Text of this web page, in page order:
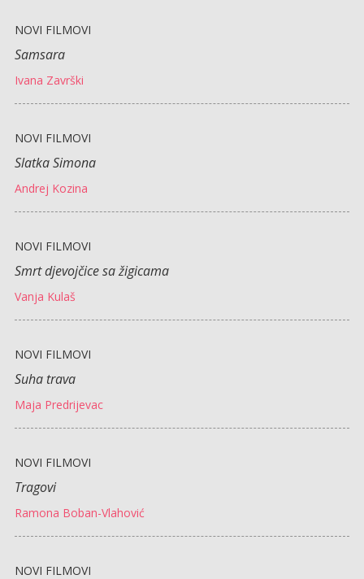
NOVI FILMOVI
Samsara
Ivana Završki
NOVI FILMOVI
Slatka Simona
Andrej Kozina
NOVI FILMOVI
Smrt djevojčice sa žigicama
Vanja Kulaš
NOVI FILMOVI
Suha trava
Maja Predrijevac
NOVI FILMOVI
Tragovi
Ramona Boban-Vlahović
NOVI FILMOVI